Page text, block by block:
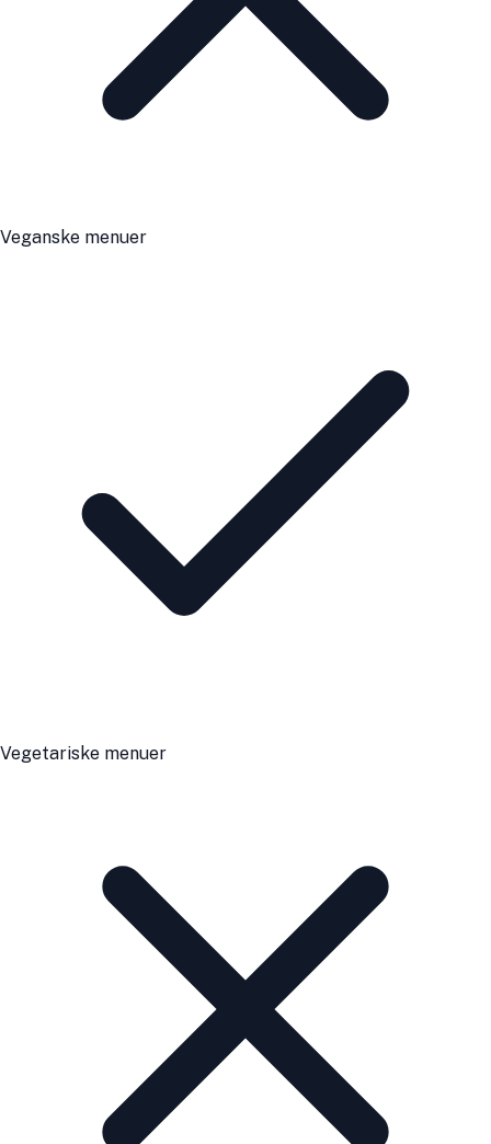
Veganske menuer
Vegetariske menuer